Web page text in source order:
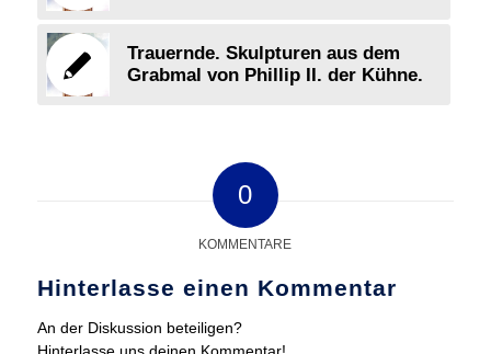
Trauernde. Skulpturen aus dem
Grabmal von Phillip II. der Kühne.
0
KOMMENTARE
Hinterlasse einen Kommentar
An der Diskussion beteiligen?
Hinterlasse uns deinen Kommentar!